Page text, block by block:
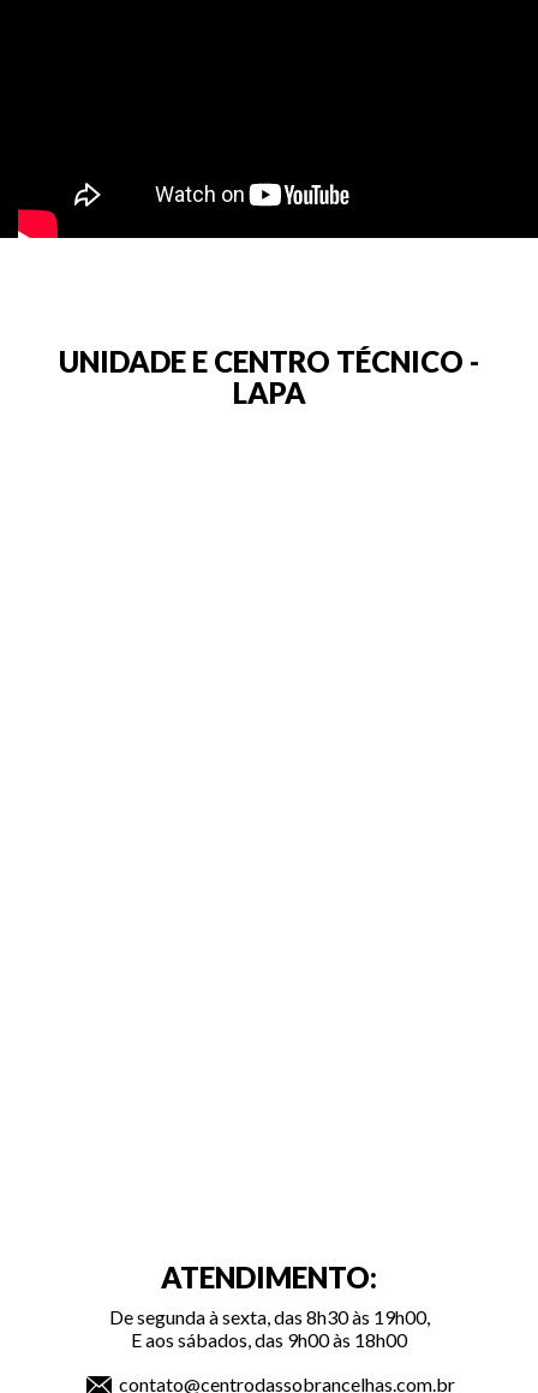
UNIDADE E CENTRO TÉCNICO -
LAPA
ATENDIMENTO:
De segunda à sexta, das 8h30 às 19h00,
E aos sábados, das 9h00 às 18h00
contato@centrodassobrancelhas.com.br